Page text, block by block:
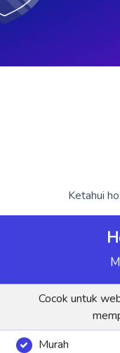
Ketahui
Cocok untuk
Murah